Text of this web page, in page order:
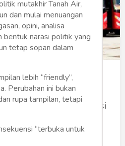
kota terbesar di
utama menuju destinasi
Utara seperti Danau
kebutuhan
mutakhir Tanah Air,
dan mulai menuangan
opini, analisa
bentuk narasi politik yang
tetap sopan dalam
lebih “friendly”,
Perubahan ini bukan
rupa tampilan, tetapi
“terbuka untuk